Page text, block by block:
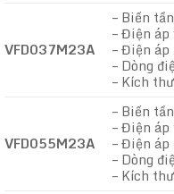
VFD037M23A
– Biến
– Điện áp
– Điện áp
– Dòng
– Kích
VFD055M23A
– Biến
– Điện áp
– Điện áp
– Dòng
– Kích